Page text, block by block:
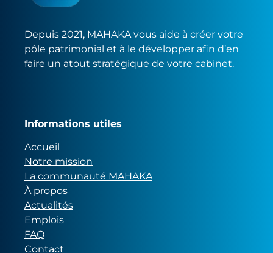
Depuis 2021, MAHAKA vous aide à créer votre
pôle patrimonial et à le développer afin d’en
faire un atout stratégique de votre cabinet.
Informations utiles
Accueil
Notre mission
La communauté MAHAKA
À propos
Actualités
Emplois
FAQ
Contact